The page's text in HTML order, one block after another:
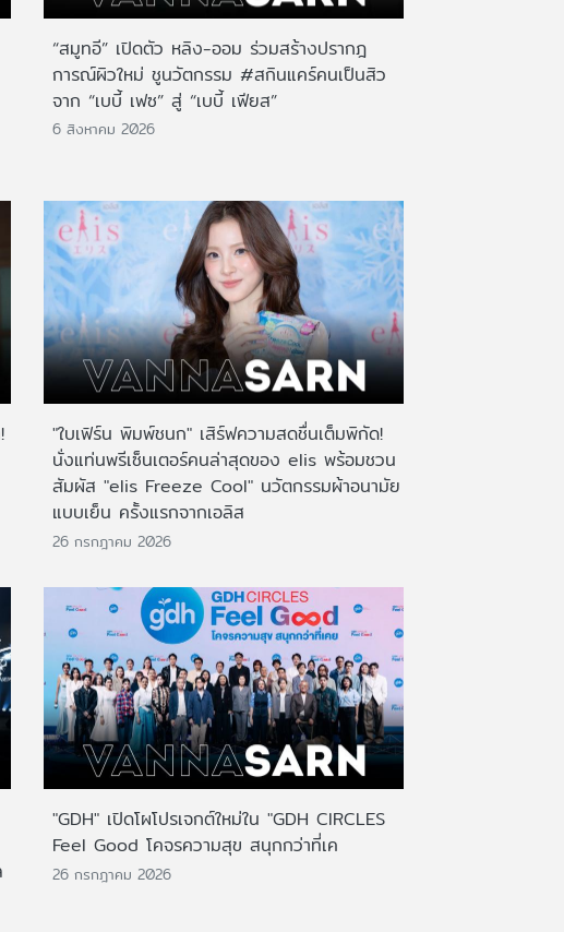
“สมูทอี” เปิดตัว หลิง-ออม ร่วมสร้างปรากฎ
การณ์ผิวใหม่ ชูนวัตกรรม #สกินแคร์คนเป็นสิว
จาก “เบบี้ เฟซ” สู่ “เบบี้ เฟียส”
6 สิงหาคม 2026
"ใบเฟิร์น พิมพ์ชนก" เสิร์ฟความสดชื่นเต็มพิกัด!
นั่งแท่นพรีเซ็นเตอร์คนล่าสุดของ elis พร้อมชวน
สัมผัส "elis Freeze Cool" นวัตกรรมผ้าอนามัย
แบบเย็น ครั้งแรกจากเอลิส
26 กรกฎาคม 2026
"GDH" เปิดโผโปรเจกต์ใหม่ใน "GDH CIRCLES
Feel Good โคจรความสุข สนุกกว่าที่เค
26 กรกฎาคม 2026